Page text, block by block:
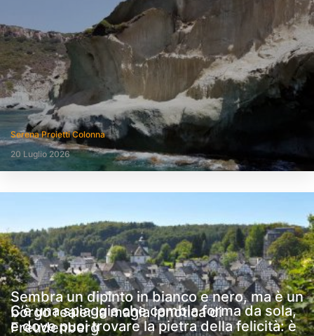
Serena Proietti Colonna
20 Luglio 2026
Sembra un dipinto in bianco e nero, ma è un
borgo reale: la magia ipnotica di
Freudenberg
C’è una spiaggia che cambia forma da sola,
e dove puoi trovare la pietra della felicità: è